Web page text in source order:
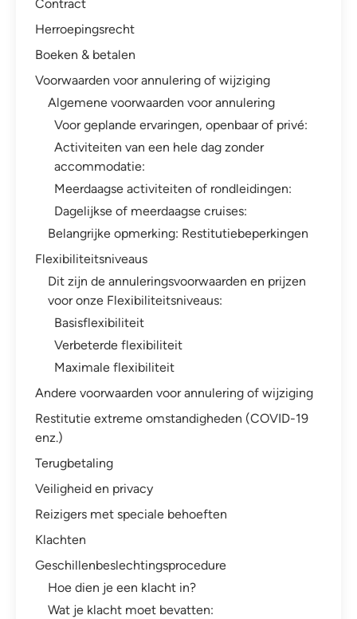
Contract
Herroepingsrecht
Boeken & betalen
Voorwaarden voor annulering of wijziging
Algemene voorwaarden voor annulering
Voor geplande ervaringen, openbaar of privé:
Activiteiten van een hele dag zonder
accommodatie:
Meerdaagse activiteiten of rondleidingen:
Dagelijkse of meerdaagse cruises:
Belangrijke opmerking: Restitutiebeperkingen
Flexibiliteitsniveaus
Dit zijn de annuleringsvoorwaarden en prijzen
voor onze Flexibiliteitsniveaus:
Basisflexibiliteit
Verbeterde flexibiliteit
Maximale flexibiliteit
Andere voorwaarden voor annulering of wijziging
Restitutie extreme omstandigheden (COVID-19
enz.)
Terugbetaling
Veiligheid en privacy
Reizigers met speciale behoeften
Klachten
Geschillenbeslechtingsprocedure
Hoe dien je een klacht in?
Wat je klacht moet bevatten: